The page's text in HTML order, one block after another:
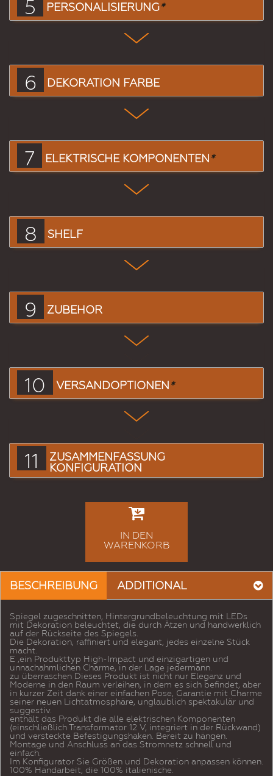
5 PERSONALISIERUNG*
6 DEKORATION FARBE
7 ELEKTRISCHE KOMPONENTEN*
8 SHELF
9 ZUBEHÖR
10 VERSANDOPTIONEN*
11
ZUSAMMENFASSUNG
KONFIGURATION
IN DEN
WARENKORB
BESCHREIBUNG ADDITIONAL
Spiegel zugeschnitten, Hintergrundbeleuchtung mit LEDs
mit Dekoration beleuchtet, die durch Ätzen und handwerklich
auf der Rückseite des Spiegels.
Die Dekoration, raffiniert und elegant, jedes einzelne Stück
macht.
E ‚ein Produkttyp High-Impact und einzigartigen und
unnachahmlichen Charme, in der Lage jedermann.
zu überraschen Dieses Produkt ist nicht nur Eleganz und
Moderne in den Raum verleihen, in dem es sich befindet, aber
in kurzer Zeit dank einer einfachen Pose, Garantie mit Charme
seiner neuen Lichtatmosphäre, unglaublich spektakulär und
suggestiv.
enthält das Produkt die alle elektrischen Komponenten
(einschließlich Transformator 12 V, integriert in der Rückwand)
und versteckte Befestigungshaken. Bereit zu hängen.
Montage und Anschluss an das Stromnetz schnell und
einfach.
Im Konfigurator Sie Größen und Dekoration anpassen können.
100% Handarbeit, die 100% italienische.